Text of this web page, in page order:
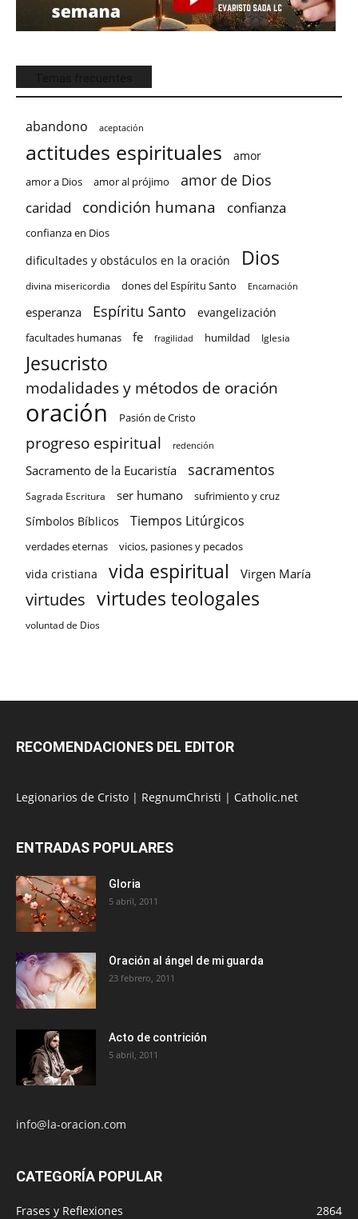
abandono aceptación
actitudes espirituales amor
amor a Dios amor al prójimo amor de Dios
caridad condición humana confianza
confianza en Dios
dificultades y obstáculos en la oración Dios
divina misericordia dones del Espíritu Santo Encarnación
esperanza Espíritu Santo evangelización
facultades humanas fe fragilidad humildad Iglesia
Jesucristo
modalidades y métodos de oración
oración Pasión de Cristo
progreso espiritual redención
Sacramento de la Eucaristía sacramentos
Sagrada Escritura ser humano sufrimiento y cruz
Símbolos Bíblicos Tiempos Litúrgicos
verdades eternas vicios, pasiones y pecados
vida cristiana vida espiritual Virgen María
virtudes virtudes teologales
voluntad de Dios
RECOMENDACIONES DEL EDITOR
Legionarios de Cristo | RegnumChristi | Catholic.net
ENTRADAS POPULARES
Gloria
5 abril, 2011
Oración al ángel de mi guarda
23 febrero, 2011
Acto de contrición
5 abril, 2011
info@la-oracion.com
CATEGORÍA POPULAR
Frases y Reflexiones
2864